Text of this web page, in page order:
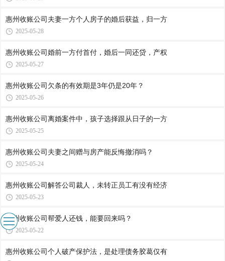
惠州收账公司​夫妻一方个人房子的婚后获益，归一方
2025-05-28
惠州收账公司​婚前一方付首付，婚后一同还贷，产权
2025-05-27
惠州收账公司​欠条的有效期是3年仍是20年？
2025-05-26
惠州收账公司​离婚案件中，孩子选择跟从日子的一方
2025-05-25
惠州收账公司​夫妻之间赠与房产能反悔撤消吗？
2025-05-24
惠州收账公司​解答公司裁人，未转正员工有没有经济
2025-05-23
惠州收账公司​帮爱人还钱，能要回来吗？
2025-05-22
惠州收账公司​个人破产保护法，是处理债务胶葛仅有